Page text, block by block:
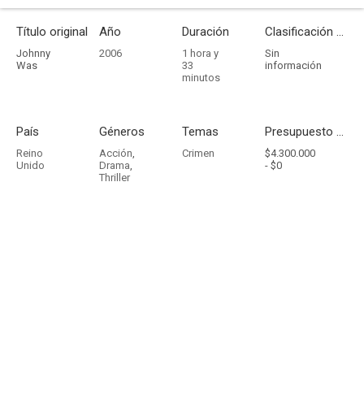
Título original
Johnny
Was
Año
2006
Duración
1 hora y
33
minutos
Clasificación por edades
Sin
información
País
Reino
Unido
Géneros
Acción,
Drama,
Thriller
Temas
Crimen
Presupuesto - Ingresos
$4.300.000
- $0